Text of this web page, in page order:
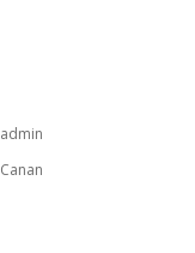
admin
Canan